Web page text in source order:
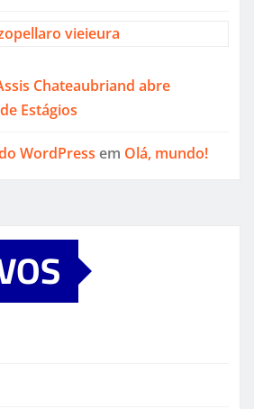
vieieura
Chateaubriand abre
Estágios
WordPress em Olá, mundo!